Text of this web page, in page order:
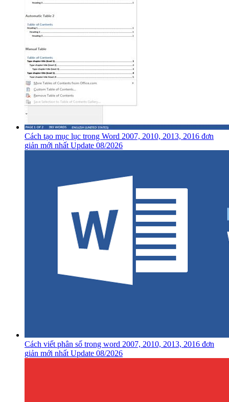
Cách tạo mục lục trong Word 2007, 2010, 2013, 2016 đơn
giản mới nhất Update 08/2026
Cách viết phân số trong word 2007, 2010, 2013, 2016 đơn
giản mới nhất Update 08/2026